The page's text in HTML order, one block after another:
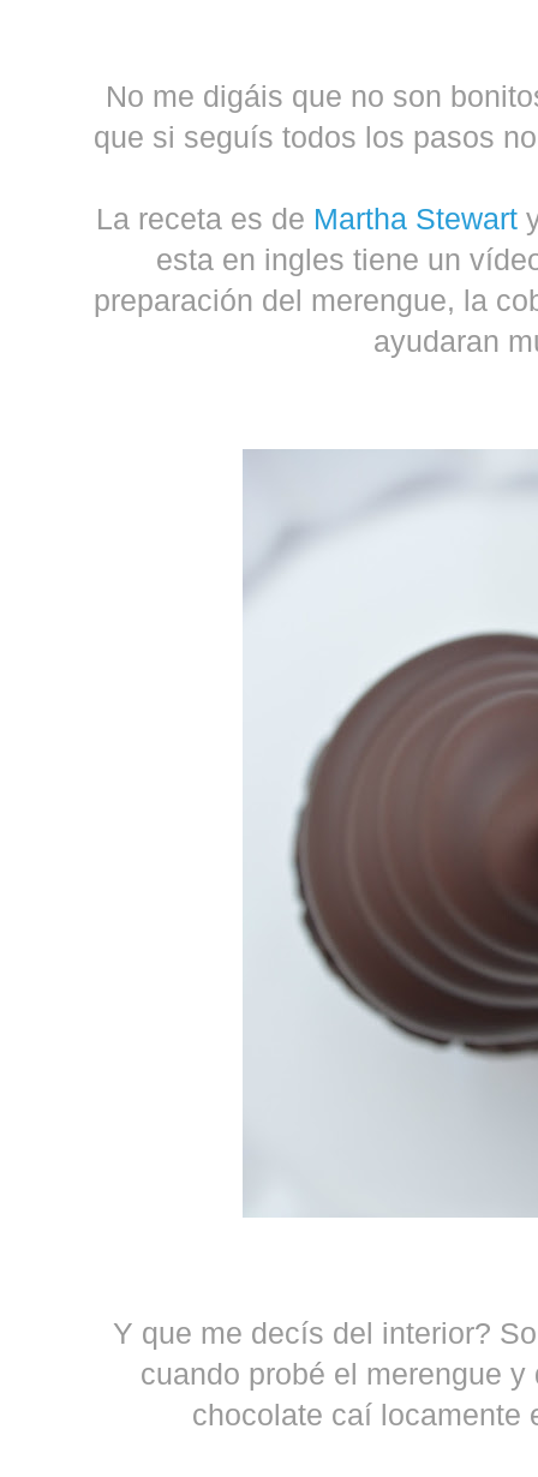
No me digáis que no son
que si seguís todos los pasos
La receta es de Martha Stewart
esta en ingles tiene un
preparación del merengue, la
ayudaran
Y que me decís del interior?
cuando probé el merengue
chocolate caí locamente